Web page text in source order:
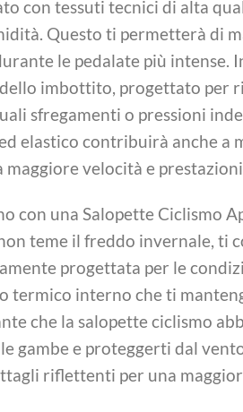
con tessuti tecnici di alta
Questo ti permetterà di
le pedalate più intense.
imbottito, progettato per
sfregamenti o pressioni
elastico contribuirà anche a
maggiore velocità e
con una Salopette Ciclismo
teme il freddo invernale, ti
progettata per le
termico interno che ti
che la salopette ciclismo
gambe e proteggerti dal
riflettenti per una